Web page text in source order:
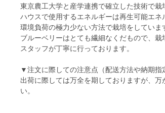
東京農工大学と産学連携で確立した技術で栽
ハウスで使用するエネルギーは再生可能エネ
環境負荷の極力少ない方法で栽培をしていま
ブルーベリーはとても繊細なくだもので、栽
スタッフが丁寧に行っております。
▼注文に際しての注意点（配送方法や納期指
出荷に際しては万全を期しておりますが、
い。